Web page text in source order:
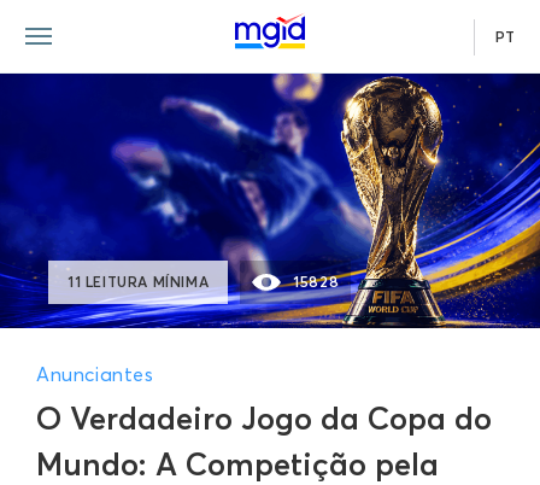
PT
O Verdadeiro Jogo da Copa do
Mundo: A Competição pela
Anunciantes
11 LEITURA MÍNIMA 15828